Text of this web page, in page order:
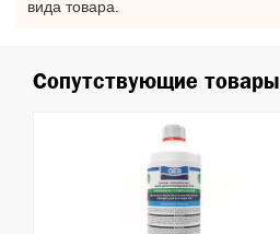
вида товара.
Сопутствующие товары